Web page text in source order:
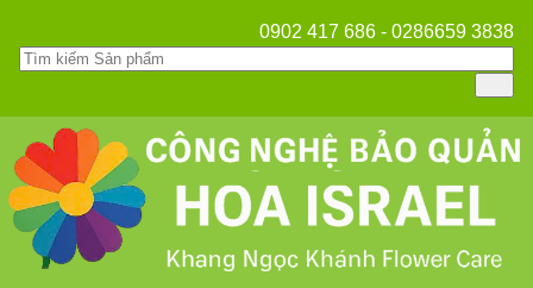
0902 417 686 - 0286659 3838